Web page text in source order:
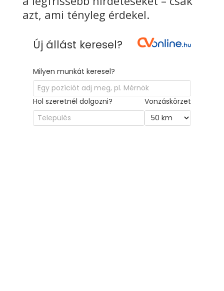
azt, ami tényleg érdekel.